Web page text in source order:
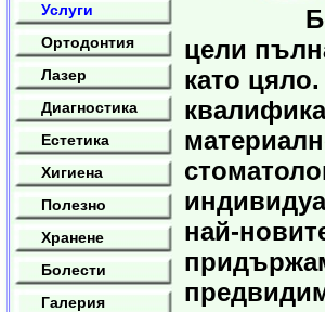
Услуги
Ортодонтия
Лазер
Диагностика
Естетика
Хигиена
Полезно
Хранене
Болести
Галерия
цели
като
най-